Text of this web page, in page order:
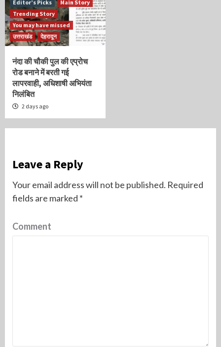
Editor’s Picks
Main Story
Trending Story
You may have missed
उत्तराखंड
देहरादून
नंदा की चौकी पुल की एप्रोच
रोड बनाने में बरती गई
लापरवाही, अधिशाषी अभियंता
निलंबित
2 days ago
Leave a Reply
Your email address will not be published. Required
fields are marked *
Comment